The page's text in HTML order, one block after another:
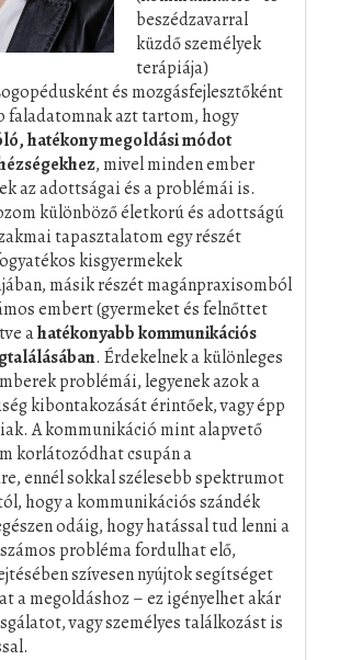
beszédzavarral
küzdő személyek
terápiája)
és mozgásfejlesztőként
faladatomnak azt tartom, hogy
hatékony megoldási módot
, mivel minden ember
az adottságai és a problémái is.
különböző életkorú és adottságú
tapasztalatom egy részét
kisgyermekek
másik részét magánpraxisomból
embert (gyermeket és felnőttet
ahatékonyabb kommunikációs
. Érdekelnek a különleges
problémái, legyenek azok a
kibontakozását érintőek, vagy épp
A kommunikáció mint alapvető
korlátozódhat csupán a
ennél sokkal szélesebb spektrumot
hogy a kommunikációs szándék
odáig, hogy hatással tud lenni a
probléma fordulhat elő,
szívesen nyújtok segítséget
a megoldáshoz – ez igényelhet akár
vagy személyes találkozást is